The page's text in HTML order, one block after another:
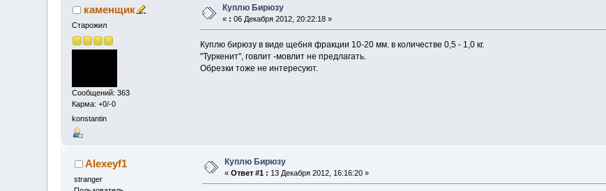
каменщик
Старожил
Сообщений: 363
Карма: +0/-0
konstantin
Куплю Бирюзу
« : 06 Декабря 2012, 20:22:18 »
Куплю бирюзу в виде щебня фракции 10-20 мм. в количестве 0,5 - 1,0 кг.
"Туркенит", говлит -мовлит не предлагать.
Обрезки тоже не интересуют.
Alexeyf1
stranger
Куплю Бирюзу
«Ответ #1 : 13 Декабря 2012, 16:16:20 »